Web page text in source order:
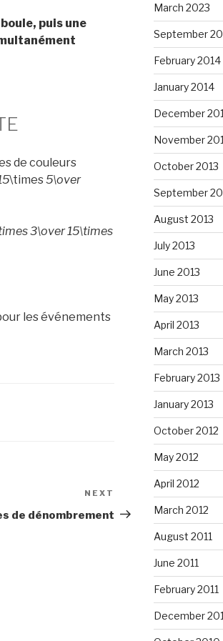
puis une
de couleurs
\times5\over
3\over 15\times
les événements
Post
NEXT
de dénombrement
March 2023
September
February 2014
January 2014
December
November
October 2013
September
August 2013
July 2013
June 2013
May 2013
April 2013
March 2013
February 2013
January 2013
October 2012
May 2012
April 2012
March 2012
August 2011
June 2011
February 2011
December